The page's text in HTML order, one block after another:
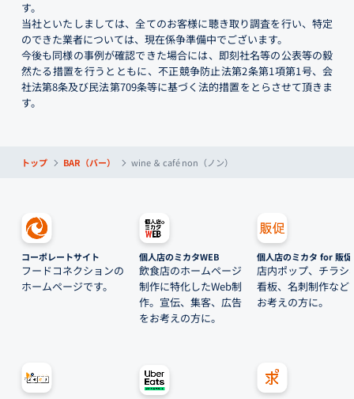
す。
当社といたしましては、全てのお客様に聴き取り調査を行い、特定
のできた業者については、現在係争準備中でございます。
今後も同様の事例が確認できた場合には、即刻社名等の公表等の毅
然たる措置を行うとともに、不正競争防止法第2条第1項第1号、会
社法第8条及び民法第709条等に基づく法的措置をとらさせて頂きま
す。
トップ BAR（バー） wine ＆ café non（ノン）
コーポレートサイト
フードコネクションの
ホームページです。
個人店のミカタWEB
飲食店のホームページ
制作に特化したWeb制
作。宣伝、集客、広告
をお考えの方に。
個人店のミカタ for 販促
店内ポップ、チラシ
看板、名刺制作など
お考えの方に。